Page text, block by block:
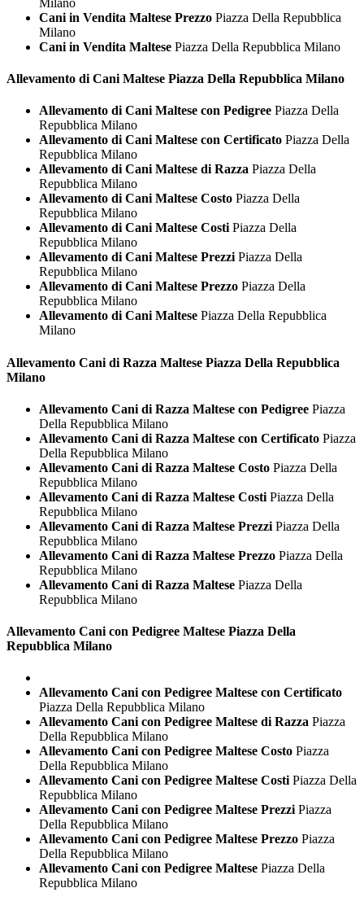
Cani in Vendita Maltese Prezzo Piazza Della Repubblica
Milano
Cani in Vendita Maltese Piazza Della Repubblica Milano
Allevamento di Cani Maltese Piazza Della Repubblica Milano
Allevamento di Cani Maltese con Pedigree Piazza Della
Repubblica Milano
Allevamento di Cani Maltese con Certificato Piazza Della
Repubblica Milano
Allevamento di Cani Maltese di Razza Piazza Della
Repubblica Milano
Allevamento di Cani Maltese Costo Piazza Della
Repubblica Milano
Allevamento di Cani Maltese Costi Piazza Della
Repubblica Milano
Allevamento di Cani Maltese Prezzi Piazza Della
Repubblica Milano
Allevamento di Cani Maltese Prezzo Piazza Della
Repubblica Milano
Allevamento di Cani Maltese Piazza Della Repubblica
Milano
Allevamento Cani di Razza Maltese Piazza Della Repubblica
Milano
Allevamento Cani di Razza Maltese con Pedigree Piazza
Della Repubblica Milano
Allevamento Cani di Razza Maltese con Certificato Piazza
Della Repubblica Milano
Allevamento Cani di Razza Maltese Costo Piazza Della
Repubblica Milano
Allevamento Cani di Razza Maltese Costi Piazza Della
Repubblica Milano
Allevamento Cani di Razza Maltese Prezzi Piazza Della
Repubblica Milano
Allevamento Cani di Razza Maltese Prezzo Piazza Della
Repubblica Milano
Allevamento Cani di Razza Maltese Piazza Della
Repubblica Milano
Allevamento Cani con Pedigree Maltese Piazza Della
Repubblica Milano
Allevamento Cani con Pedigree Maltese con Certificato
Piazza Della Repubblica Milano
Allevamento Cani con Pedigree Maltese di Razza Piazza
Della Repubblica Milano
Allevamento Cani con Pedigree Maltese Costo Piazza
Della Repubblica Milano
Allevamento Cani con Pedigree Maltese Costi Piazza Della
Repubblica Milano
Allevamento Cani con Pedigree Maltese Prezzi Piazza
Della Repubblica Milano
Allevamento Cani con Pedigree Maltese Prezzo Piazza
Della Repubblica Milano
Allevamento Cani con Pedigree Maltese Piazza Della
Repubblica Milano